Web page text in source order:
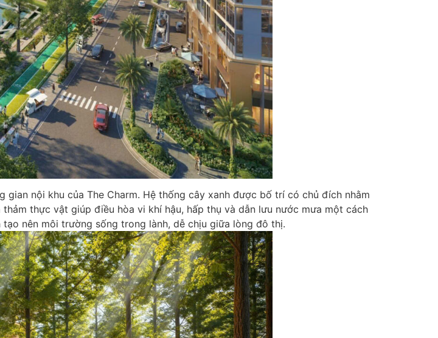
nội khu của The Charm. Hệ thống cây xanh được bố trí có chủ đích nhằm
thực vật giúp điều hòa vi khí hậu, hấp thụ và dẫn lưu nước mưa một cách
nên môi trường sống trong lành, dễ chịu giữa lòng đô thị.